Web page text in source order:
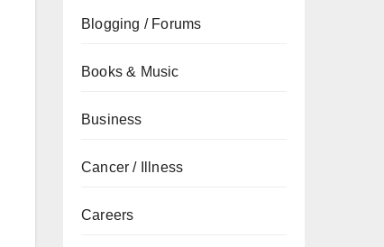
Blogging / Forums
Books & Music
Business
Cancer / Illness
Careers